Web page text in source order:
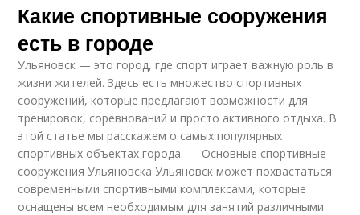
Какие спортивные сооружения
есть в городе
Ульяновск — это город, где спорт играет важную роль в
жизни жителей. Здесь есть множество спортивных
сооружений, которые предлагают возможности для
тренировок, соревнований и просто активного отдыха. В
этой статье мы расскажем о самых популярных
спортивных объектах города. --- Основные спортивные
сооружения Ульяновска Ульяновск может похвастаться
современными спортивными комплексами, которые
оснащены всем необходимым для занятий различными